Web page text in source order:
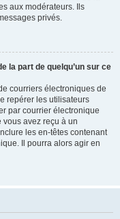
aux modérateurs. Ils
privés.
la part de quelqu’un sur ce
courriers électroniques de
repérer les utilisateurs
par courrier électronique
avez reçu à un
les en-têtes contenant
Il pourra alors agir en